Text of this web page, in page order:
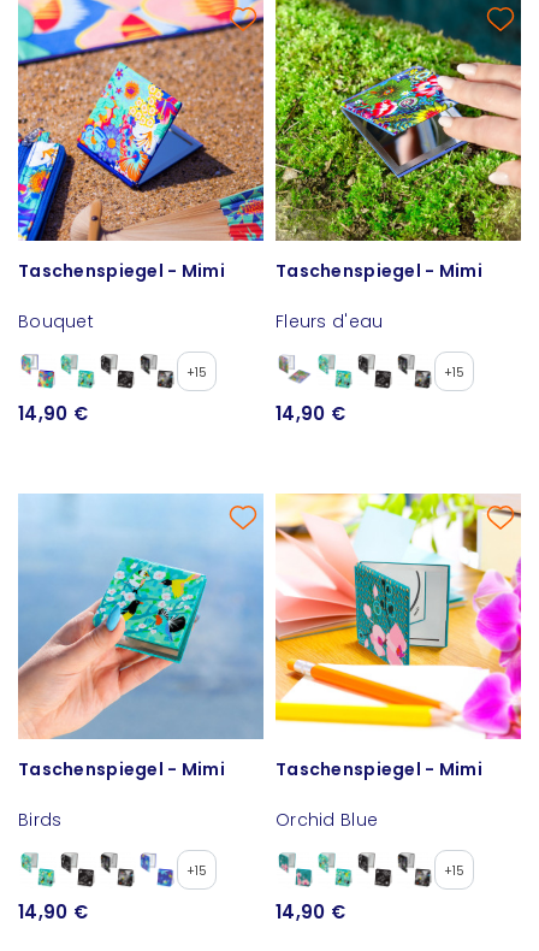
Taschenspiegel - Mimi
Bouquet
+15
14,90 €
Taschenspiegel - Mimi
Fleurs d'eau
+15
14,90 €
Taschenspiegel - Mimi
Birds
+15
14,90 €
Taschenspiegel - Mimi
Orchid Blue
+15
14,90 €